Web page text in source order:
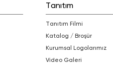
Tanıtım
Tanıtım Filmi
Katalog / Broşür
Kurumsal Logolarımız
Video Galeri